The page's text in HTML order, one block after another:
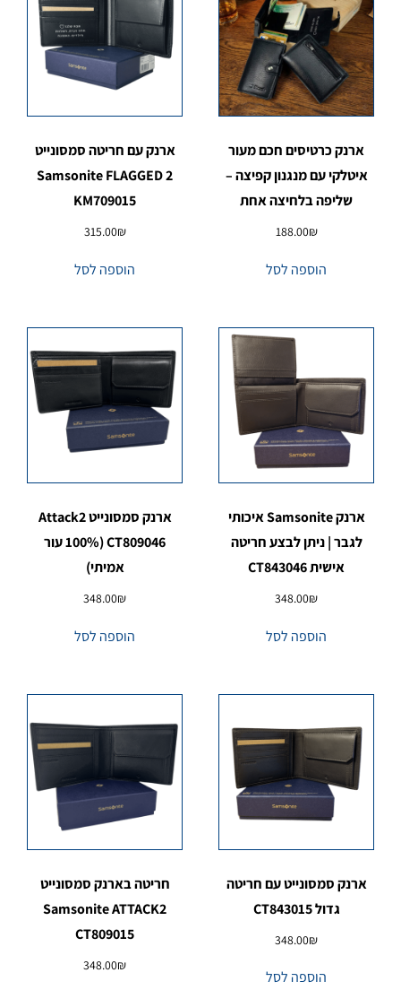
ארנק כרטיסים חכם מעור
איטלקי עם מנגנון קפיצה –
שליפה בלחיצה אחת
188.00₪
הוספה לסל
ארנק עם חריטה סמסונייט
Samsonite FLAGGED 2
KM709015
315.00₪
הוספה לסל
ארנק Samsonite איכותי
לגבר | ניתן לבצע חריטה
אישית CT843046
348.00₪
הוספה לסל
ארנק סמסונייט Attack2
CT809046 (100% עור
אמיתי)
348.00₪
הוספה לסל
ארנק סמסונייט עם חריטה
גדול CT843015
348.00₪
הוספה לסל
חריטה בארנק סמסונייט
Samsonite ATTACK2
CT809015
348.00₪